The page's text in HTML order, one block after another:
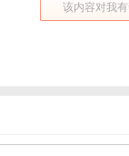
该内容对我